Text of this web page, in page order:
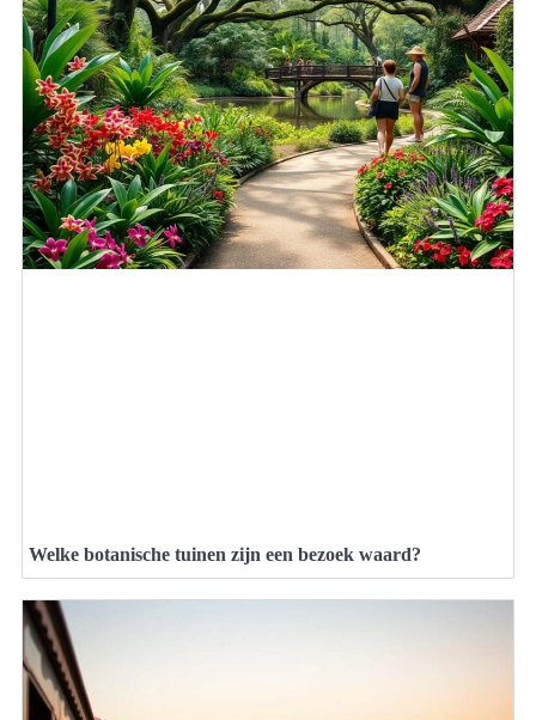
Welke botanische tuinen zijn een bezoek waard?